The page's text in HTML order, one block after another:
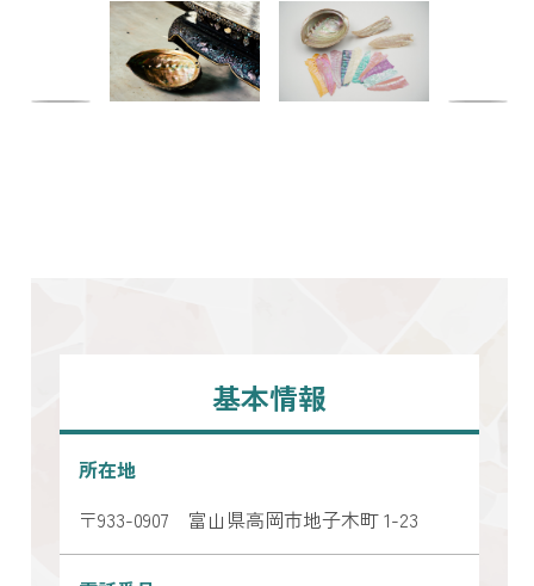
基本情報
所在地
〒933-0907 富山県高岡市地子木町 1-23